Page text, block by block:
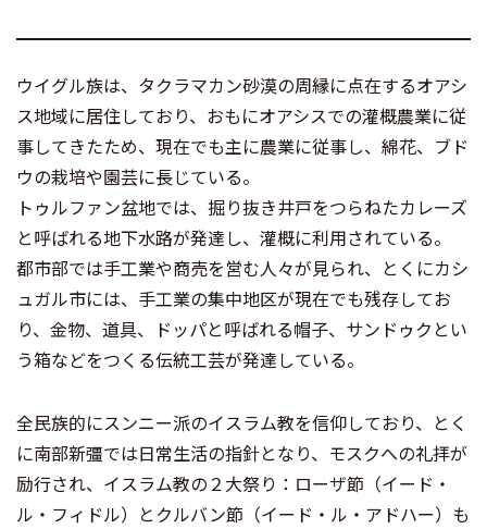
ウイグル族は、タクラマカン砂漠の周縁に点在するオアシ
ス地域に居住しており、おもにオアシスでの灌概農業に従
事してきたため、現在でも主に農業に従事し、綿花、ブド
ウの栽培や園芸に長じている。
トゥルファン盆地では、掘り抜き井戸をつらねたカレーズ
と呼ばれる地下水路が発達し、灌概に利用されている。
都市部では手工業や商売を営む人々が見られ、とくにカシ
ュガル市には、手工業の集中地区が現在でも残存してお
り、金物、道具、ドッパと呼ばれる帽子、サンドゥクとい
う箱などをつくる伝統工芸が発達している。
全民族的にスンニー派のイスラム教を信仰しており、とく
に南部新彊では日常生活の指針となり、モスクへの礼拝が
励行され、イスラム教の２大祭り：ローザ節（イード・
ル・フィドル）とクルバン節（イード・ル・アドハー）も